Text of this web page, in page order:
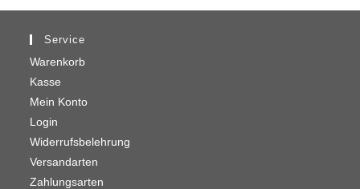
Service
Warenkorb
Kasse
Mein Konto
Login
Widerrufsbelehrung
Versandarten
Zahlungsarten